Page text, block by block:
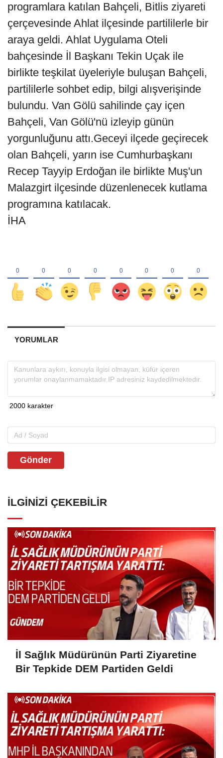
programlara katılan Bahçeli, Bitlis ziyareti
çerçevesinde Ahlat ilçesinde partililerle bir
araya geldi. Ahlat Uygulama Oteli
bahçesinde İl Başkanı Tekin Uçak ile
birlikte teşkilat üyeleriyle buluşan Bahçeli,
partililerle sohbet edip, bilgi alışverişinde
bulundu. Van Gölü sahilinde çay içen
Bahçeli, Van Gölü'nü izleyip günün
yorgunluğunu attı.Geceyi ilçede geçirecek
olan Bahçeli, yarın ise Cumhurbaşkanı
Recep Tayyip Erdoğan ile birlikte Muş'un
Malazgirt ilçesinde düzenlenecek kutlama
programına katılacak.
İHA
YORUMLAR
Gönder
İLGINIZI ÇEKEBILIR
İl Sağlık Müdürünün Parti Ziyaretine
Bir Tepkide DEM Partiden Geldi